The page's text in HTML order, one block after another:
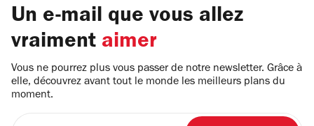
Un e-mail que vous allez
vraiment aimer
Vous ne pourrez plus vous passer de notre newsletter. Grâce à
elle, découvrez avant tout le monde les meilleurs plans du
moment.